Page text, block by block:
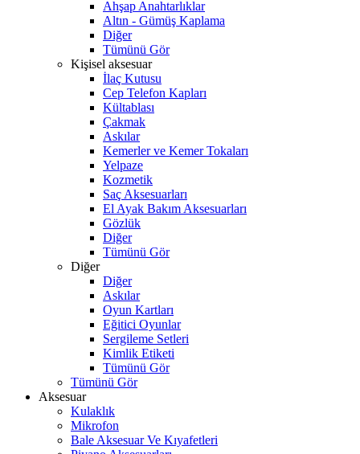
Ahşap Anahtarlıklar
Altın - Gümüş Kaplama
Diğer
Tümünü Gör
Kişisel aksesuar
İlaç Kutusu
Cep Telefon Kapları
Kültablası
Çakmak
Askılar
Kemerler ve Kemer Tokaları
Yelpaze
Kozmetik
Saç Aksesuarları
El Ayak Bakım Aksesuarları
Gözlük
Diğer
Tümünü Gör
Diğer
Diğer
Askılar
Oyun Kartları
Eğitici Oyunlar
Sergileme Setleri
Kimlik Etiketi
Tümünü Gör
Tümünü Gör
Aksesuar
Kulaklık
Mikrofon
Bale Aksesuar Ve Kıyafetleri